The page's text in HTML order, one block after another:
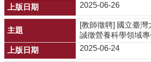
2025-06-26
[教師徵聘] 國立臺
誠徵營養科學領域
2025-06-24